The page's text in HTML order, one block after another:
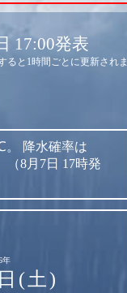
17:00発表
ると1時間ごとに更新されま
降水確率は
（8月7日 17時発
年
(土)